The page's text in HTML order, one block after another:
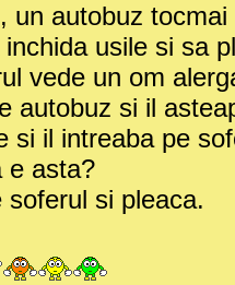
un autobuz tocmai
usile si sa
vede un om
autobuz si il
si il intreaba pe
e asta?
si pleaca.